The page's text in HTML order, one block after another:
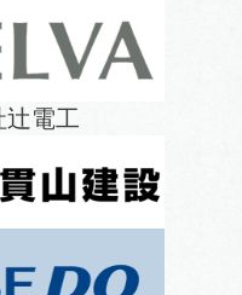
辻電工